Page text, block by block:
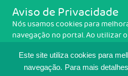
Este site utiliza cookies para
navegação. Para mais
Email: cfm@portalmedico.org.br
SGAS 616, Conjunto D, Lote 115, L2 Sul,
CNPJ: 33.583.550/0001-30
MAPA DO SITE
Aviso de Privacidade
Nós usamos cookies para
navegação no portal. Ao utilizar
Para ter mais informações
Política de cookies. Se você